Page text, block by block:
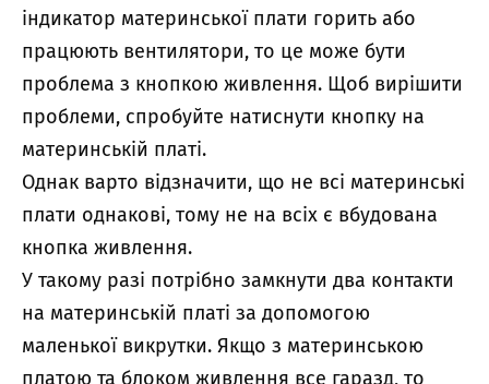
індикатор материнської плати горить або
працюють вентилятори, то це може бути
проблема з кнопкою живлення. Щоб вирішити
проблеми, спробуйте натиснути кнопку на
материнській платі.
Однак варто відзначити, що не всі материнські
плати однакові, тому не на всіх є вбудована
кнопка живлення.
У такому разі потрібно замкнути два контакти
на материнській платі за допомогою
маленької викрутки. Якщо з материнською
платою та блоком живлення все гаразд, то